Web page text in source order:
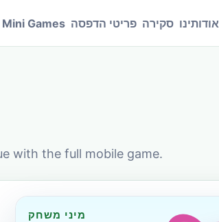
Mini Games פריטי הדפסה סקירה אודותינו
with the full mobile game.
מיני משחק